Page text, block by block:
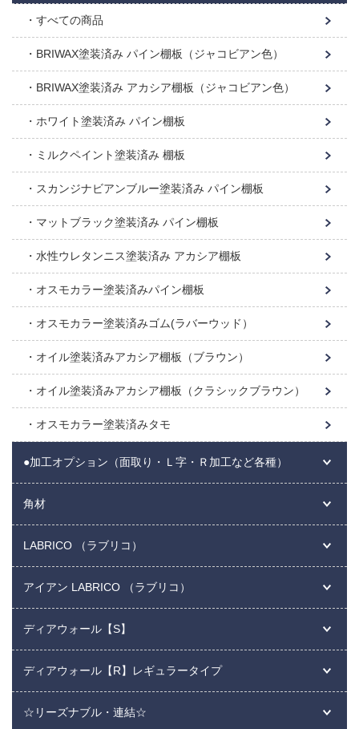
すべての商品
BRIWAX塗装済み パイン棚板（ジャコビアン色）
BRIWAX塗装済み アカシア棚板（ジャコビアン色）
ホワイト塗装済み パイン棚板
ミルクペイント塗装済み 棚板
スカンジナビアンブルー塗装済み パイン棚板
マットブラック塗装済み パイン棚板
水性ウレタンニス塗装済み アカシア棚板
オスモカラー塗装済みパイン棚板
オスモカラー塗装済みゴム(ラバーウッド）
オイル塗装済みアカシア棚板（ブラウン）
オイル塗装済みアカシア棚板（クラシックブラウン）
オスモカラー塗装済みタモ
●加工オプション（面取り・Ｌ字・Ｒ加工など各種）
角材
LABRICO （ラブリコ）
アイアン LABRICO （ラブリコ）
ディアウォール【S】
ディアウォール【R】レギュラータイプ
☆リーズナブル・連結☆